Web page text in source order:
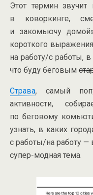
Этот термин
в коворкинге,
и закомьючу
короткого
на работу/с работы,
что буду беговым
Страва, самый
активности,
по беговому
узнать, в каких
с работы/на работу —
супер-модная тема.